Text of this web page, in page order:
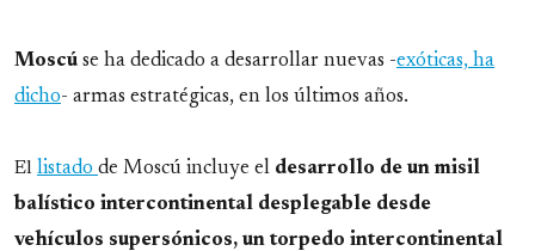
Moscú se ha dedicado a desarrollar nuevas -exóticas, ha
dicho- armas estratégicas, en los últimos años.
El listado de Moscú incluye el desarrollo de un misil
balístico intercontinental desplegable desde
vehículos supersónicos, un torpedo intercontinental